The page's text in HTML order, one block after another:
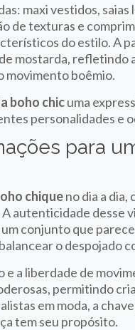
maxi vestidos,
de texturas e
do estilo. A
mostarda, refletindo
movimento boêmio.
boho chicuma
personalidades e
para
chiqueno dia a dia,
autenticidade desse
conjunto que
o despojado
a liberdade de
permitindo
em moda, a
tem seu propósito.